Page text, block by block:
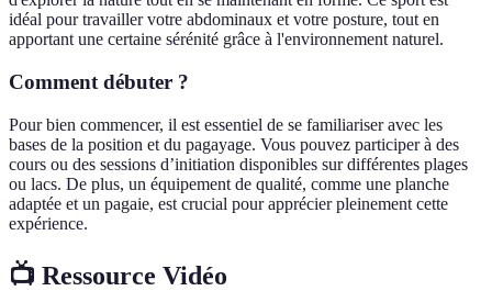
idéal pour travailler votre abdominaux et votre posture, tout en
apportant une certaine sérénité grâce à l'environnement naturel.
Comment débuter ?
Pour bien commencer, il est essentiel de se familiariser avec les
bases de la position et du pagayage. Vous pouvez participer à des
cours ou des sessions d’initiation disponibles sur différentes plages
ou lacs. De plus, un équipement de qualité, comme une planche
adaptée et un pagaie, est crucial pour apprécier pleinement cette
expérience.
📺 Ressource Vidéo